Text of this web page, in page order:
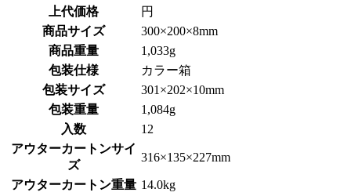
上代価格
円
商品サイズ
300×200×8mm
商品重量
1,033g
包装仕様
カラー箱
包装サイズ
301×202×10mm
包装重量
1,084g
入数
12
アウターカートンサイ
ズ
316×135×227mm
アウターカートン重量 14.0kg